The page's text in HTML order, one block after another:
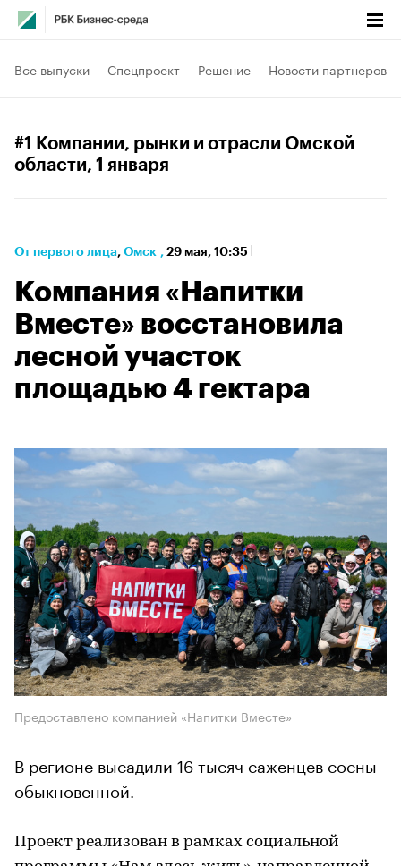
Все выпуски Спецпроект Решение Новости партнеров
#1 Компании, рынки и отрасли Омской
области, 1 января
От первого лица⁠, Омск , 29 мая, 10:35
Компания «Напитки
Вместе» восстановила
лесной участок
площадью 4 гектара
Предоставлено компанией «Напитки Вместе»
В регионе высадили 16 тысяч саженцев сосны
обыкновенной.
Проект реализован в рамках социальной